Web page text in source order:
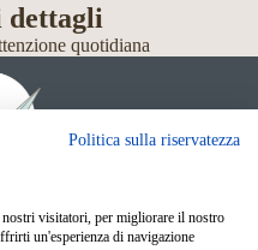
dettagli
quotidiana
Politica sulla riservatezza
visitatori, per migliorare il nostro
un'esperienza di navigazione